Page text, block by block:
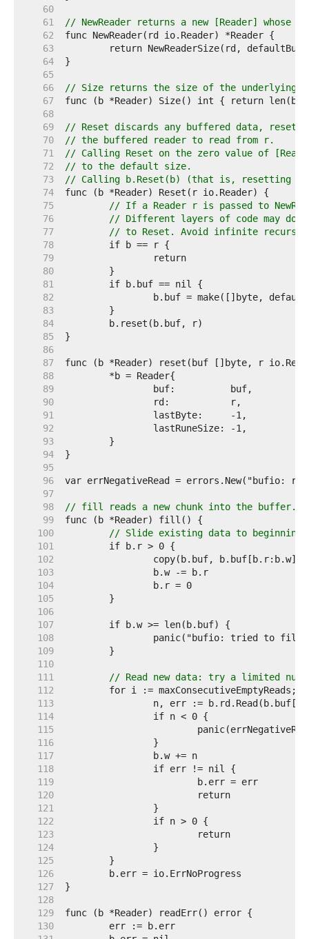
    60
    61
// NewReader returns a new [Reader]
    62
    63
    64
    65
    66
// Size returns the size of the underlying
    67
    68
    69
// Reset discards any buffered data,
    70
// the buffered reader to read from r.
    71
// Calling Reset on the zero value of
    72
// to the default size.
    73
// Calling b.Reset(b) (that is, resetting a
    74
    75
// If a Reader r is passed to
    76
// Different layers of code may do
    77
// to Reset. Avoid infinite
    78
    79
    80
    81
    82
    83
    84
    85
    86
    87
    88
    89
    90
    91
    92
    93
    94
    95
    96
    97
    98
// fill reads a new chunk into the buffer.
    99
   100
// Slide existing data to beginning.
   101
   102
   103
   104
   105
   106
   107
   108
   109
   110
   111
// Read new data: try a limited
   112
   113
   114
   115
   116
   117
   118
   119
   120
   121
   122
   123
   124
   125
   126
   127
   128
   129
   130